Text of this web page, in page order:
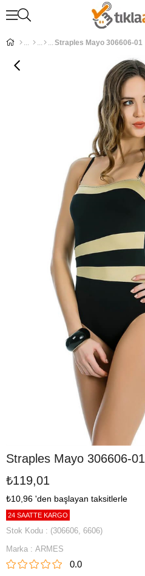
Straples Mayo 306606-01
Straples Mayo 306606-01
₺119,01
₺10,96 'den başlayan taksitlerle
24 SAATTE KARGO
Stok Kodu
(306606, 6606)
Marka : ARMES
0.0